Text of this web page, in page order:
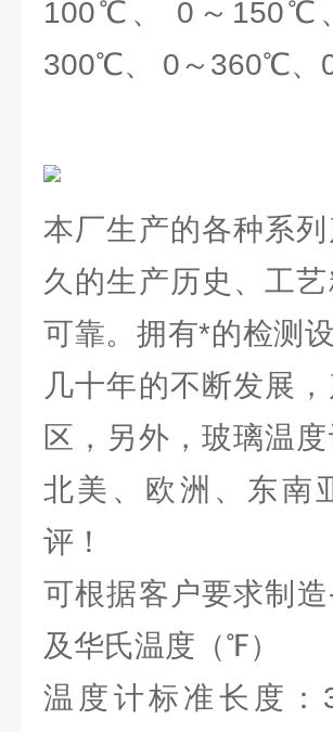
100℃、 0～150℃
300℃、 0～360℃、
本厂生产的各种系
久的生产历史、工
可靠。拥有*的检测
几十年的不断发展
区，另外，玻璃温
北美、欧洲、东南
评！
可根据客户要求制
及华氏温度（℉）
温度计标准长度：